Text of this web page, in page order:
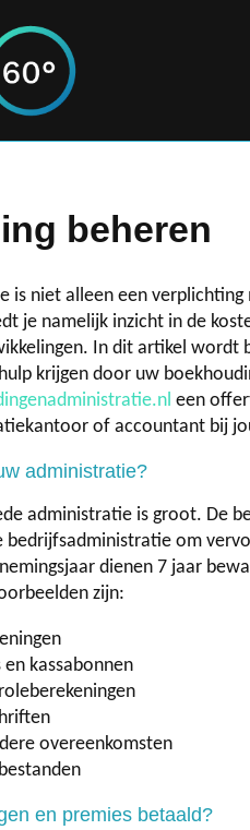
beheren
is niet alleen een
je namelijk inzicht in de
In dit artikel wordt
krijgen door uw
een
of accountant bij
administratie?
administratie is groot. De
om
dienen 7 jaar
zijn:
kassabonnen
overeenkomsten
en premies betaald?